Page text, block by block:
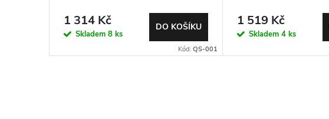
1 314 Kč
Skladem 8 ks
DO KOŠÍKU
Kód: QS-001
1 519 Kč
Skladem 4 ks